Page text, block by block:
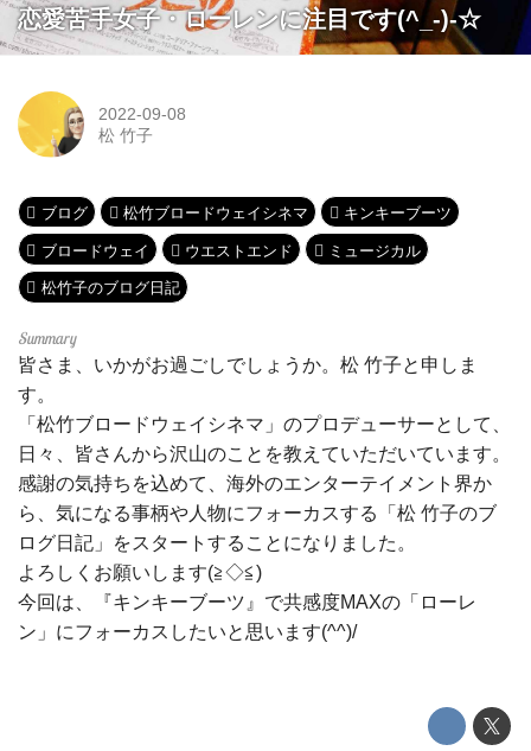
恋愛苦手女子・ローレンに注目です(^_-)-☆
2022-09-08
松 竹子
ブログ 松竹ブロードウェイシネマ キンキーブーツ
ブロードウェイ ウエストエンド ミュージカル
松竹子のブログ日記
皆さま、いかがお過ごしでしょうか。松 竹子と申しま
す。
「松竹ブロードウェイシネマ」のプロデューサーとして、
日々、皆さんから沢山のことを教えていただいています。
感謝の気持ちを込めて、海外のエンターテイメント界か
ら、気になる事柄や人物にフォーカスする「松 竹子のブ
ログ日記」をスタートすることになりました。
よろしくお願いします(≧◇≦)
今回は、『キンキーブーツ』で共感度MAXの「ローレ
ン」にフォーカスしたいと思います(^^)/